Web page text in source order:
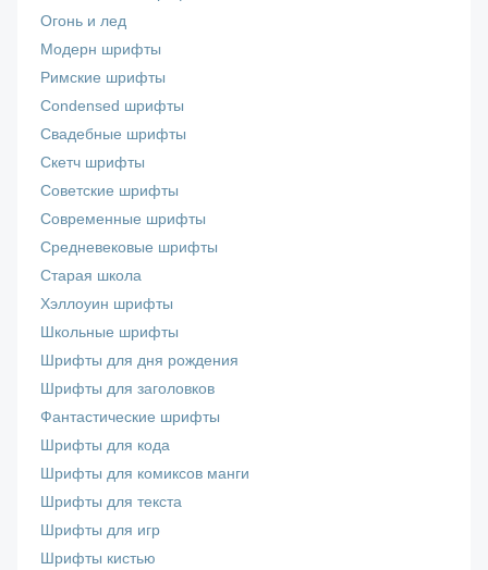
Огонь и лед
Модерн шрифты
Римские шрифты
Сondensed шрифты
Свадебные шрифты
Скетч шрифты
Советские шрифты
Современные шрифты
Средневековые шрифты
Старая школа
Хэллоуин шрифты
Школьные шрифты
Шрифты для дня рождения
Шрифты для заголовков
Фантастические шрифты
Шрифты для кода
Шрифты для комиксов манги
Шрифты для текста
Шрифты для игр
Шрифты кистью